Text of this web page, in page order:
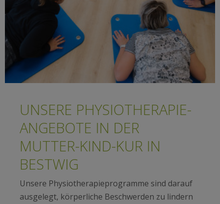
UNSERE PHYSIOTHERAPIE-
ANGEBOTE IN DER
MUTTER-KIND-KUR IN
BESTWIG
Unsere Physiotherapieprogramme sind darauf
ausgelegt, körperliche Beschwerden zu lindern